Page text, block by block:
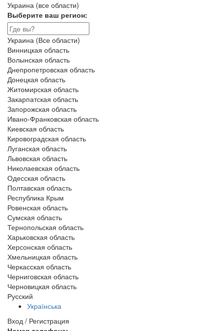
Украина (все области)
Выберите ваш регион:
Украина (Все области)
Винницкая область
Волынская область
Днепропетровская область
Донецкая область
Житомирская область
Закарпатская область
Запорожская область
Ивано-Франковская область
Киевская область
Кировоградская область
Луганская область
Львовская область
Николаевская область
Одесская область
Полтавская область
Республика Крым
Ровенская область
Сумская область
Тернопольская область
Харьковская область
Херсонская область
Хмельницкая область
Черкасская область
Черниговская область
Черновицкая область
Русский
Українська
Вход / Регистрация